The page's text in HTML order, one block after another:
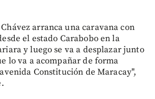
arranca una caravana con
el estado Carabobo en la
y luego se va a desplazar junto
lo va a acompañar de forma
Constitución de Maracay",